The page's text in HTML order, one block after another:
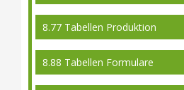
8.77 Tabellen Produktion
8.88 Tabellen Formulare